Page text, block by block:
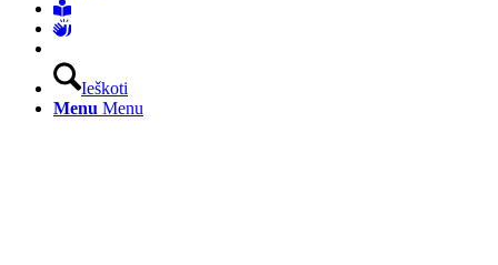
Ieškoti
Menu Menu